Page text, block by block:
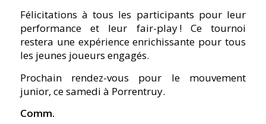
Félicitations à tous les participants pour leur
performance et leur fair-play ! Ce tournoi
restera une expérience enrichissante pour tous
les jeunes joueurs engagés.
Prochain rendez-vous pour le mouvement
junior, ce samedi à Porrentruy.
Comm.